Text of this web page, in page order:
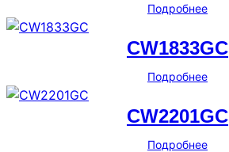
Подробнее
CW1833GC
Подробнее
CW2201GC
Подробнее